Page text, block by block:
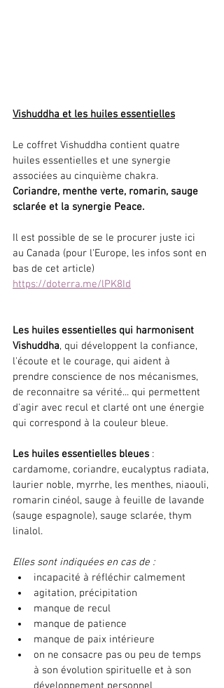
Vishuddha et les huiles essentielles
Le coffret Vishuddha contient quatre
huiles essentielles et une synergie
associées au cinquième chakra.
Coriandre, menthe verte, romarin, sauge
sclarée et la synergie Peace.
Il est possible de se le procurer juste ici
au Canada (pour l'Europe, les infos sont en
bas de cet article)
https://doterra.me/lPK8Id
Les huiles essentielles qui harmonisent
Vishuddha, qui développent la confiance,
l'écoute et le courage, qui aident à
prendre conscience de nos mécanismes,
de reconnaitre sa vérité... qui permettent
d'agir avec recul et clarté ont une énergie
qui correspond à la couleur bleue.
Les huiles essentielles bleues :
cardamome, coriandre, eucalyptus radiata,
laurier noble, myrrhe, les menthes, niaouli,
romarin cinéol, sauge à feuille de lavande
(sauge espagnole), sauge sclarée, thym
linalol.
Elles sont indiquées en cas de :
incapacité à réfléchir calmement
agitation, précipitation
manque de recul
manque de patience
manque de paix intérieure
on ne consacre pas ou peu de temps
à son évolution spirituelle et à son